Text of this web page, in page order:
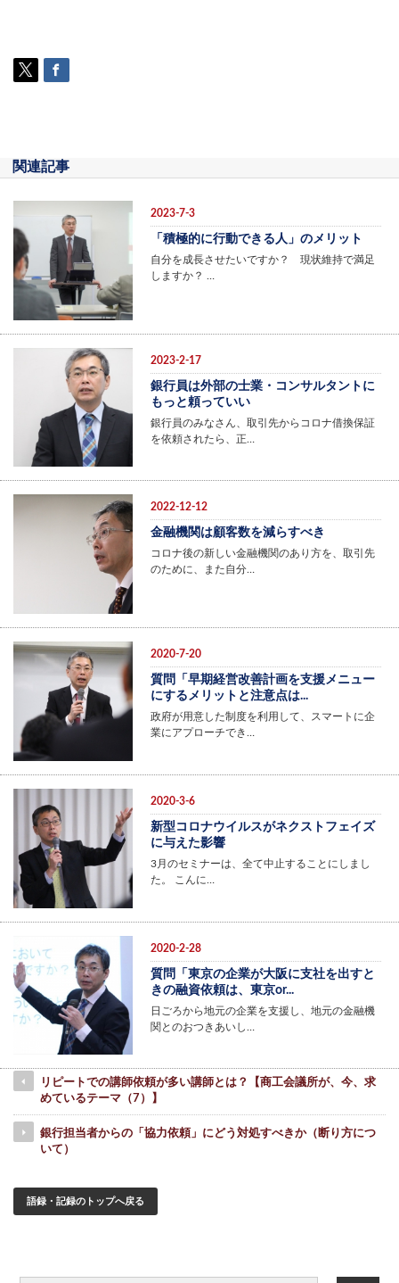
関連記事
2023-7-3
「積極的に行動できる人」のメリット
自分を成長させたいですか？ 現状維持で満足
しますか？ …
2023-2-17
銀行員は外部の士業・コンサルタントに
もっと頼っていい
銀行員のみなさん、取引先からコロナ借換保証
を依頼されたら、正…
2022-12-12
金融機関は顧客数を減らすべき
コロナ後の新しい金融機関のあり方を、取引先
のために、また自分…
2020-7-20
質問「早期経営改善計画を支援メニュー
にするメリットと注意点は...
政府が用意した制度を利用して、スマートに企
業にアプローチでき…
2020-3-6
新型コロナウイルスがネクストフェイズ
に与えた影響
3月のセミナーは、全て中止することにしまし
た。 こんに…
2020-2-28
質問「東京の企業が大阪に支社を出すと
きの融資依頼は、東京or...
日ごろから地元の企業を支援し、地元の金融機
関とのおつきあいし…
リピートでの講師依頼が多い講師とは？【商工会議所が、今、求
めているテーマ（7）】
銀行担当者からの「協力依頼」にどう対処すべきか（断り方につ
いて）
語録・記録のトップへ戻る